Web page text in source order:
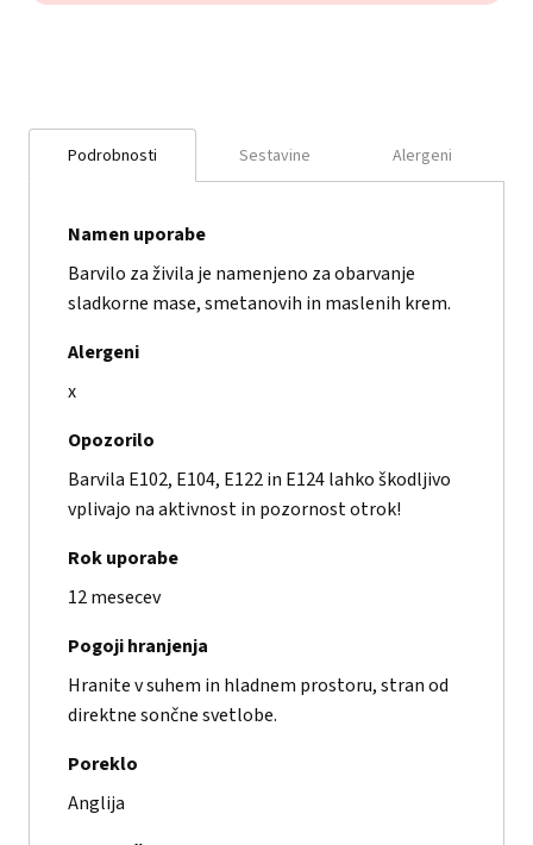
Podrobnosti Sestavine Alergeni
Namen uporabe
Barvilo za živila je namenjeno za obarvanje
sladkorne mase, smetanovih in maslenih krem.
Alergeni
x
Opozorilo
Barvila E102, E104, E122 in E124 lahko škodljivo
vplivajo na aktivnost in pozornost otrok!
Rok uporabe
12 mesecev
Pogoji hranjenja
Hranite v suhem in hladnem prostoru, stran od
direktne sončne svetlobe.
Poreklo
Anglija